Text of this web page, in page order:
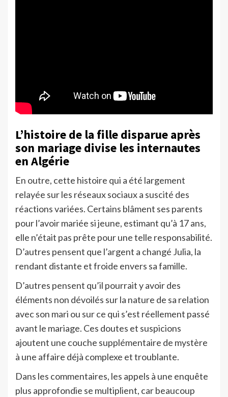
L’histoire de la fille disparue après
son mariage divise les internautes
en Algérie
En outre, cette histoire qui a été largement
relayée sur les réseaux sociaux a suscité des
réactions variées. Certains blâment ses parents
pour l’avoir mariée si jeune, estimant qu’à 17 ans,
elle n’était pas prête pour une telle responsabilité.
D’autres pensent que l’argent a changé Julia, la
rendant distante et froide envers sa famille.
D’autres pensent qu’il pourrait y avoir des
éléments non dévoilés sur la nature de sa relation
avec son mari ou sur ce qui s’est réellement passé
avant le mariage. Ces doutes et suspicions
ajoutent une couche supplémentaire de mystère
à une affaire déjà complexe et troublante.
Dans les commentaires, les appels à une enquête
plus approfondie se multiplient, car beaucoup